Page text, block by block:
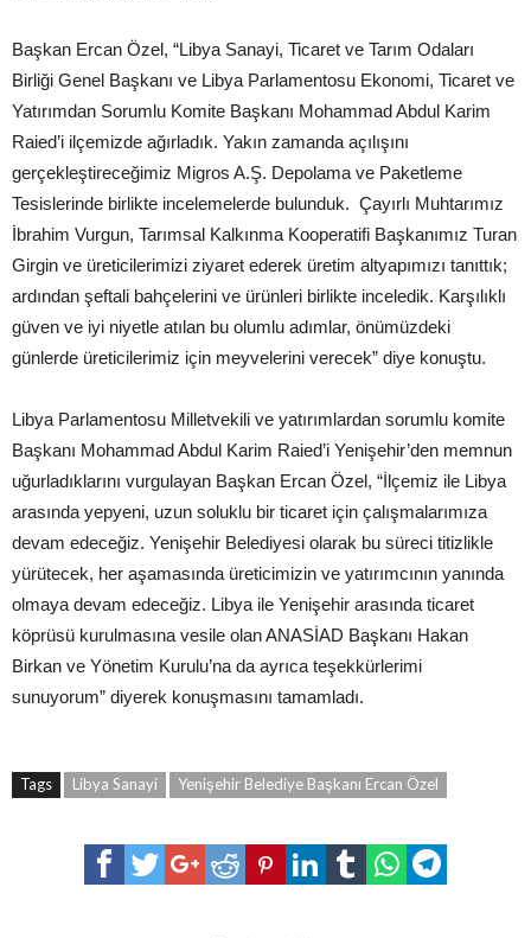
Başkan Ercan Özel, “Libya Sanayi, Ticaret ve Tarım Odaları
Birliği Genel Başkanı ve Libya Parlamentosu Ekonomi, Ticaret ve
Yatırımdan Sorumlu Komite Başkanı Mohammad Abdul Karim
Raied’i ilçemizde ağırladık. Yakın zamanda açılışını
gerçekleştireceğimiz Migros A.Ş. Depolama ve Paketleme
Tesislerinde birlikte incelemelerde bulunduk. Çayırlı Muhtarımız
İbrahim Vurgun, Tarımsal Kalkınma Kooperatifi Başkanımız Turan
Girgin ve üreticilerimizi ziyaret ederek üretim altyapımızı tanıttık;
ardından şeftali bahçelerini ve ürünleri birlikte inceledik. Karşılıklı
güven ve iyi niyetle atılan bu olumlu adımlar, önümüzdeki
günlerde üreticilerimiz için meyvelerini verecek” diye konuştu.
Libya Parlamentosu Milletvekili ve yatırımlardan sorumlu komite
Başkanı Mohammad Abdul Karim Raied’i Yenişehir’den memnun
uğurladıklarını vurgulayan Başkan Ercan Özel, “İlçemiz ile Libya
arasında yepyeni, uzun soluklu bir ticaret için çalışmalarımıza
devam edeceğiz. Yenişehir Belediyesi olarak bu süreci titizlikle
yürütecek, her aşamasında üreticimizin ve yatırımcının yanında
olmaya devam edeceğiz. Libya ile Yenişehir arasında ticaret
köprüsü kurulmasına vesile olan ANASİAD Başkanı Hakan
Birkan ve Yönetim Kurulu’na da ayrıca teşekkürlerimi
sunuyorum” diyerek konuşmasını tamamladı.
Tags Libya Sanayi Yenişehir Belediye Başkanı Ercan Özel